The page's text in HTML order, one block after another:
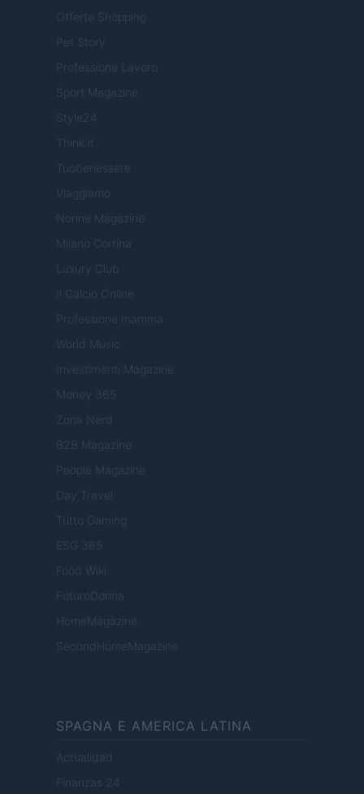
Offerte Shopping
Pet Story
Professione Lavoro
Sport Magazine
Style24
Think.it
Tuobenessere
Viaggiamo
Nonne Magazine
Milano Cortina
Luxury Club
Il Calcio Online
Professione mamma
World Music
Investimenti Magazine
Money 365
Zona Nerd
B2B Magazine
People Magazine
Day Travel
Tutto Gaming
ESG 365
Food Wiki
FuturoDonna
HomeMagazine
SecondHomeMagazine
SPAGNA E AMERICA LATINA
Actualidad
Finanzas 24